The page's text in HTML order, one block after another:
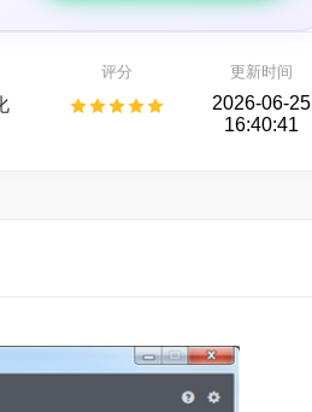
评分 更新时间
2026-06-25
16:40:41
益盟操盘手
股票行情